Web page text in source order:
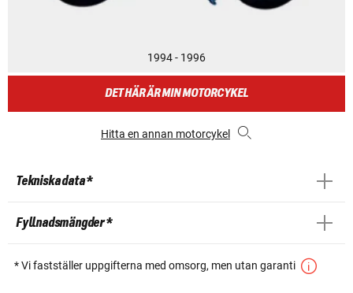
1994 - 1996
DET HÄR ÄR MIN MOTORCYKEL
Hitta en annan motorcykel
Tekniska data *
Fyllnadsmängder *
* Vi fastställer uppgifterna med omsorg, men utan garanti